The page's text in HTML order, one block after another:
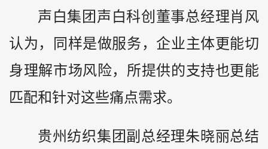
声白集团声白科创董事总经理肖风
认为，同样是做服务，企业主体更能切
身理解市场风险，所提供的支持也更能
匹配和针对这些痛点需求。
贵州纺织集团副总经理朱晓丽总结